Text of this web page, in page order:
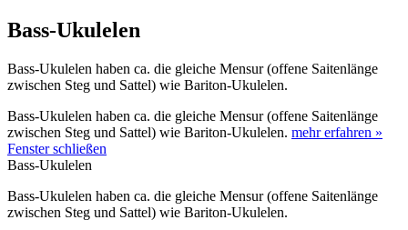
Bass-Ukulelen
Bass-Ukulelen haben ca. die gleiche Mensur (offene Saitenlänge
zwischen Steg und Sattel) wie Bariton-Ukulelen.
Bass-Ukulelen haben ca. die gleiche Mensur (offene Saitenlänge
zwischen Steg und Sattel) wie Bariton-Ukulelen. mehr erfahren »
Fenster schließen
Bass-Ukulelen
Bass-Ukulelen haben ca. die gleiche Mensur (offene Saitenlänge
zwischen Steg und Sattel) wie Bariton-Ukulelen.